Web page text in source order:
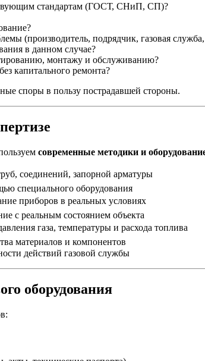
стандартам (ГОСТ, СНиП, СП)?
(производитель, подрядчик, газовая
в данном случае?
монтажу и обслуживанию?
капитального ремонта?
споры в пользу пострадавшей стороны.
современные методики и
соединений, запорной арматуры
специального оборудования
приборов в реальных условиях
с реальным состоянием объекта
газа, температуры и расхода топлива
материалов и компонентов
действий газовой службы
оборудования